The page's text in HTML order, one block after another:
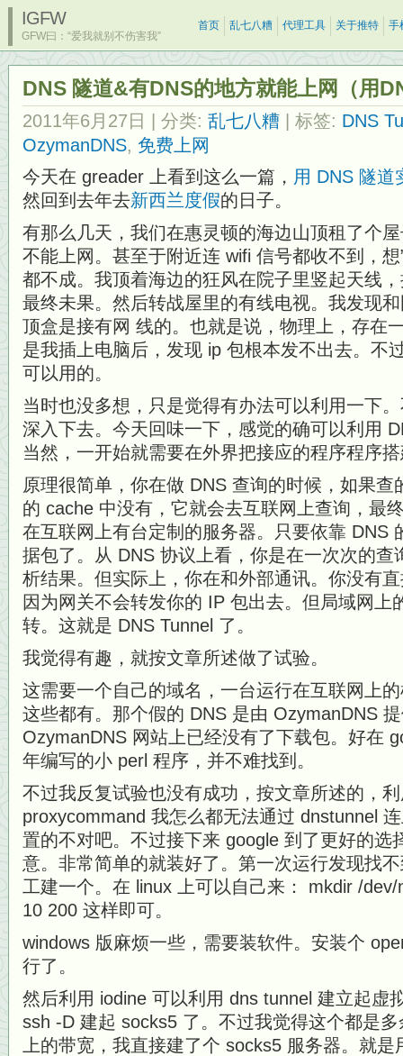
IGFW
GFW曰：“爱我就别不伤害我”
首页 乱七八糟 代理工具 关于推特 手
DNS 隧道&有DNS的地方就能上网（用
2011年6月27日 | 分类: 乱七八糟 | 标签: DNS
OzymanDNS, 免费上网
今天在 greader 上看到这么一篇， 用 DNS 隧道
然回到去年去新西兰度假的日子。
有那么几天，我们在惠灵顿的海边山顶租了个
不能上网。甚至于附近连 wifi 信号都收不到，
都不成。我顶着海边的狂风在院子里竖起天线
最终未果。然后转战屋里的有线电视。我发现
顶盒是接有网 线的。也就是说，物理上，存在
是我插上电脑后，发现 ip 包根本发不出去。不
可以用的。
当时也没多想，只是觉得有办法可以利用一下
深入下去。今天回味一下，感觉的确可以利用
当然，一开始就需要在外界把接应的程序程序
原理很简单，你在做 DNS 查询的时候，如果查
的 cache 中没有，它就会去互联网上查询，最
在互联网上有台定制的服务器。只要依靠 DNS
据包了。从 DNS 协议上看，你是在一次次的查
析结果。但实际上，你在和外部通讯。你没有
因为网关不会转发你的 IP 包出去。但局域网上
转。这就是 DNS Tunnel 了。
我觉得有趣，就按文章所述做了试验。
这需要一个自己的域名，一台运行在互联网上
这些都有。那个假的 DNS 是由 OzymanDNS
OzymanDNS 网站上已经没有了下载包。好在
年编写的小 perl 程序，并不难找到。
不过我反复试验也没有成功，按文章所述的，
proxycommand 我怎么都无法通过 dnstunnel
置的不对吧。不过接下来 google 到了更好的选
意。非常简单的就装好了。第一次运行发现找
工建一个。在 linux 上可以自己来： mkdir /
10 200 这样即可。
windows 版麻烦一些，需要装软件。安装个
行了。
然后利用 iodine 可以利用 dns tunnel 建立起虚
ssh -D 建起 socks5 了。不过我觉得这个都是
上的带宽，我直接建了个 socks5 服务器。就是